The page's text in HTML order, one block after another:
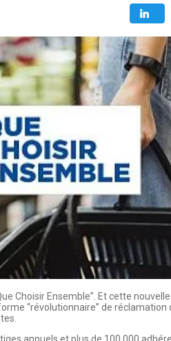
Choisir Ensemble”. Et cette
“révolutionnaire” de réclamation